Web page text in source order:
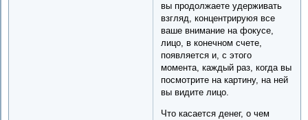
вы продолжаете удерживать
взгляд, концентрируюя все
ваше внимание на фокусе,
лицо, в конечном счете,
появляется и, с этого
момента, каждый раз, когда вы
посмотрите на картину, на ней
вы видите лицо.
Что касается денег, о чем